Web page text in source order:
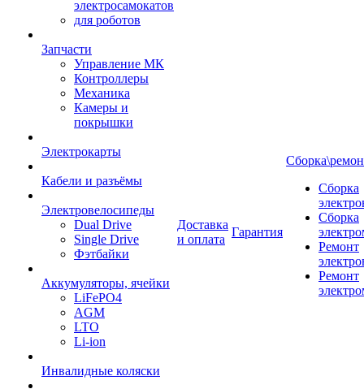
электросамокатов
для роботов
Запчасти
Управление МК
Контроллеры
Механика
Камеры и
покрышки
Электрокарты
Кабели и разъёмы
Электровелосипеды
Dual Drive
Single Drive
Фэтбайки
Аккумуляторы, ячейки
LiFePO4
AGM
LTO
Li-ion
Инвалидные коляски
Доставка
и оплата
Гарантия
Сборка
Сборка
Ремонт
Ремонт